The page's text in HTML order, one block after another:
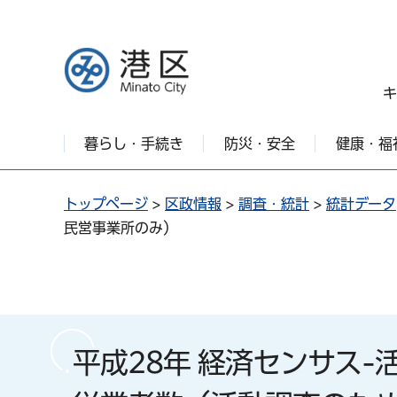
港区
暮らし・手続き 防災・安全 健康・福
トップページ > 区政情報 > 調査・統計 > 統計データ
民営事業所のみ）
平成28年 経済センサス-